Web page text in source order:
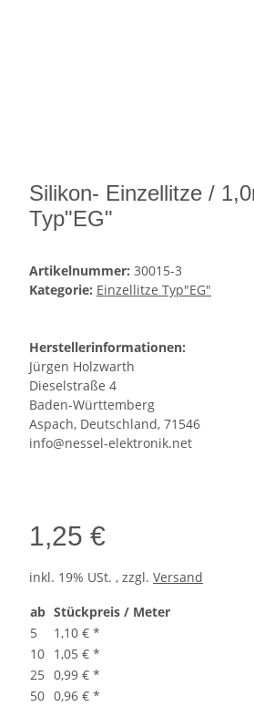
Silikon- Einzellitze /
Typ"EG"
Artikelnummer: 30015-3
Kategorie: Einzellitze Typ"EG"
Herstellerinformationen:
Jürgen Holzwarth
Dieselstraße 4
Baden-Württemberg
Aspach, Deutschland, 71546
info@nessel-elektronik.net
1,25 €
inkl. 19% USt. , zzgl. Versand
ab Stückpreis / Meter
5
1,10 € *
10 1,05 € *
25 0,99 € *
50 0,96 € *